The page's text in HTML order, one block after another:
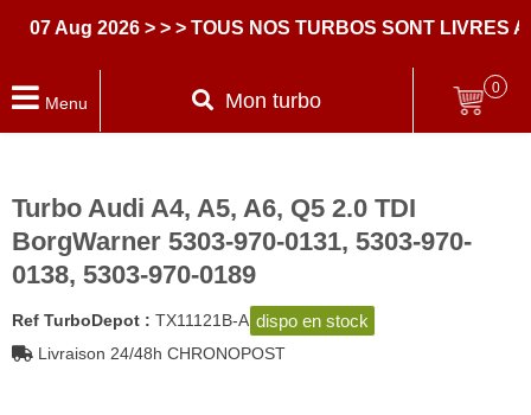
Aug 2026 > > > TOUS NOS TURBOS SONT LIVRES
Menu Mon turbo
0
Turbo Audi A4, A5, A6, Q5 2.0 TDI
BorgWarner 5303-970-0131, 5303-970-
0138, 5303-970-0189
Ref TurboDepot : TX11121B-A dispo en stock
Livraison 24/48h CHRONOPOST